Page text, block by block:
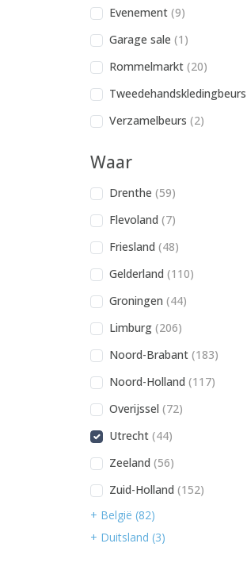
Evenement (9)
Garage sale (1)
Rommelmarkt (20)
Tweedehandskledingbeurs
Verzamelbeurs (2)
Waar
Drenthe (59)
Flevoland (7)
Friesland (48)
Gelderland (110)
Groningen (44)
Limburg (206)
Noord-Brabant (183)
Noord-Holland (117)
Overijssel (72)
Utrecht (44)
Zeeland (56)
Zuid-Holland (152)
+ België (82)
+ Duitsland (3)